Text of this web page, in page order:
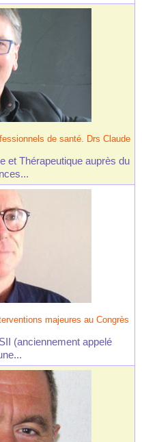
de santé. Drs Claude
et Thérapeutique auprès du
majeures au Congrès
(anciennement appelé